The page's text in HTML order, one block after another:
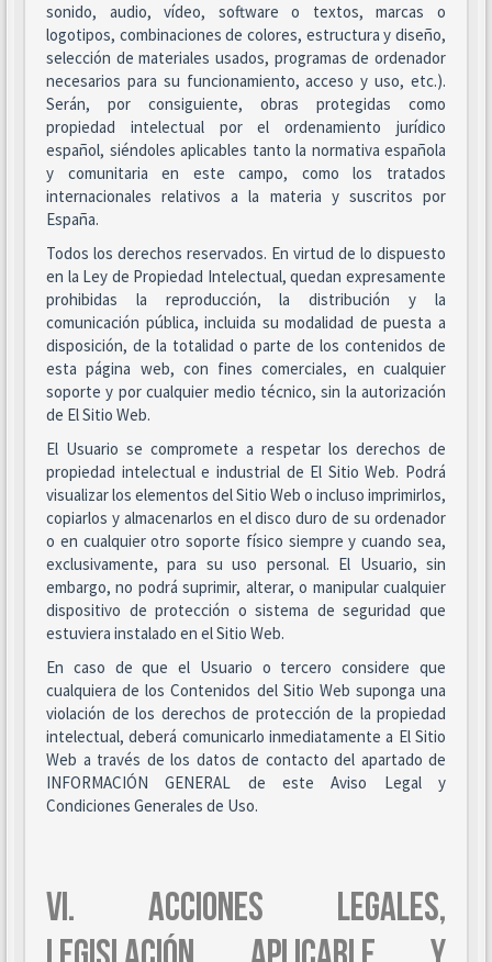
sonido, audio, vídeo, software o textos, marcas o
logotipos, combinaciones de colores, estructura y diseño,
selección de materiales usados, programas de ordenador
necesarios para su funcionamiento, acceso y uso, etc.).
Serán, por consiguiente, obras protegidas como
propiedad intelectual por el ordenamiento jurídico
español, siéndoles aplicables tanto la normativa española
y comunitaria en este campo, como los tratados
internacionales relativos a la materia y suscritos por
España.
Todos los derechos reservados. En virtud de lo dispuesto
en la Ley de Propiedad Intelectual, quedan expresamente
prohibidas la reproducción, la distribución y la
comunicación pública, incluida su modalidad de puesta a
disposición, de la totalidad o parte de los contenidos de
esta página web, con fines comerciales, en cualquier
soporte y por cualquier medio técnico, sin la autorización
de El Sitio Web.
El Usuario se compromete a respetar los derechos de
propiedad intelectual e industrial de El Sitio Web. Podrá
visualizar los elementos del Sitio Web o incluso imprimirlos,
copiarlos y almacenarlos en el disco duro de su ordenador
o en cualquier otro soporte físico siempre y cuando sea,
exclusivamente, para su uso personal. El Usuario, sin
embargo, no podrá suprimir, alterar, o manipular cualquier
dispositivo de protección o sistema de seguridad que
estuviera instalado en el Sitio Web.
En caso de que el Usuario o tercero considere que
cualquiera de los Contenidos del Sitio Web suponga una
violación de los derechos de protección de la propiedad
intelectual, deberá comunicarlo inmediatamente a El Sitio
Web a través de los datos de contacto del apartado de
INFORMACIÓN GENERAL de este Aviso Legal y
Condiciones Generales de Uso.
VI. ACCIONES LEGALES,